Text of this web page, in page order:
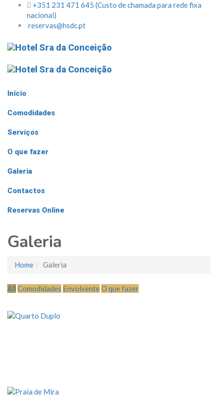
+351 231 471 645 (Custo de chamada para rede fixa
nacional)
reservas@hsdc.pt
Início
Comodidades
Serviços
O que fazer
Galeria
Contactos
Reservas Online
Galeria
Home Galeria
All Comodidades EnvolventeO que fazer